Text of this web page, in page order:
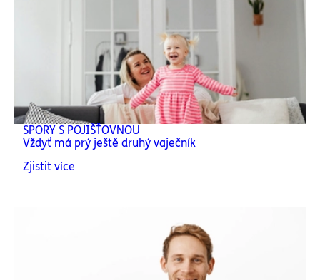
SPORY S POJIŠŤOVNOU
Vždyť má prý ještě druhý vaječník
Zjistit více